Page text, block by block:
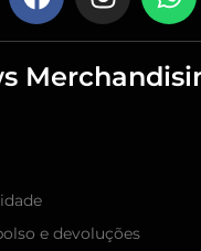
e devoluções